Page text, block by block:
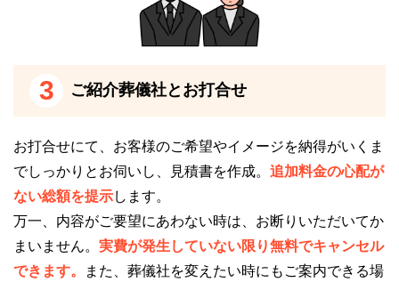
公益社会館 たまプラーザの会食室は、黒と木目調を
基調とした暖かい空間となっています。
ことができます。
仮眠が可能です
公益社会館 たまプラーザは和室の親族控え室を完備
しており、そちらで仮眠が可能です。
貸し布団サービスに対応しており、自宅のようにゆっ
たりと過ごせます。
3 ご紹介葬儀社とお打合せ
お打合せにて、お客様のご希望やイメージを納得がいくま
でしっかりとお伺いし、見積書を作成。 追加料金の心配が
ない総額を提示します。
万一、内容がご要望にあわない時は、お断りいただいてか
まいません。 実費が発生していない限り無料でキャンセル
できます。
また、葬儀社を変えたい時にもご案内できる場